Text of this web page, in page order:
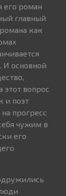
его роман
главный
как
И основной
вопрос
и поэт
прогресс
чужим в
его